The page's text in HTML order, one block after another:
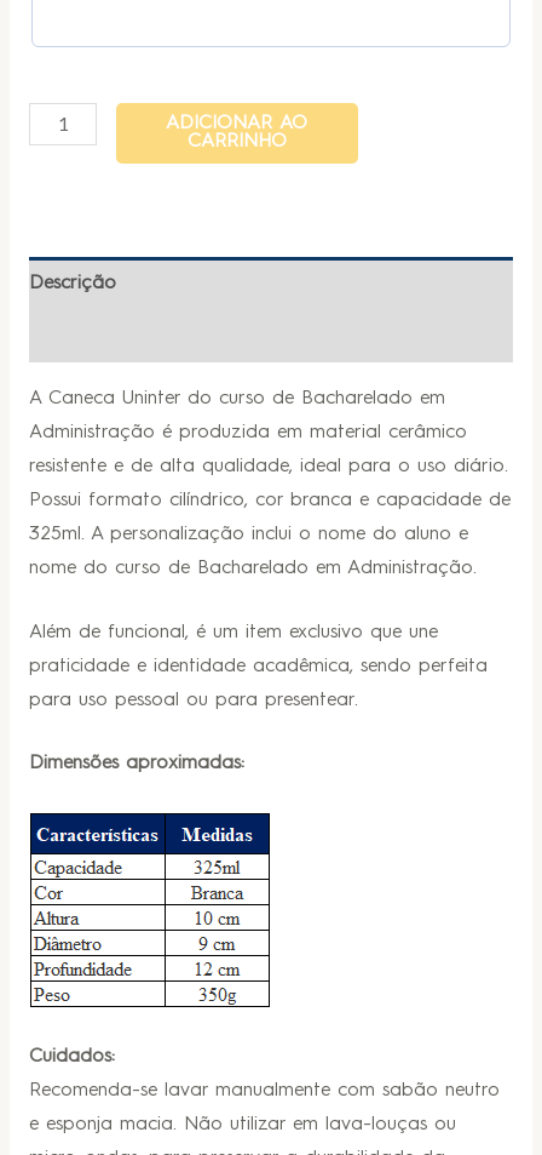
ADICIONAR AO
CARRINHO
Descrição
A Caneca Uninter do curso de Bacharelado em
Administração é produzida em material cerâmico
resistente e de alta qualidade, ideal para o uso diário.
Possui formato cilíndrico, cor branca e capacidade de
325ml. A personalização inclui o nome do aluno e
nome do curso de Bacharelado em Administração.
Além de funcional, é um item exclusivo que une
praticidade e identidade acadêmica, sendo perfeita
para uso pessoal ou para presentear.
Dimensões aproximadas:
Cuidados:
Recomenda-se lavar manualmente com sabão neutro
e esponja macia. Não utilizar em lava-louças ou